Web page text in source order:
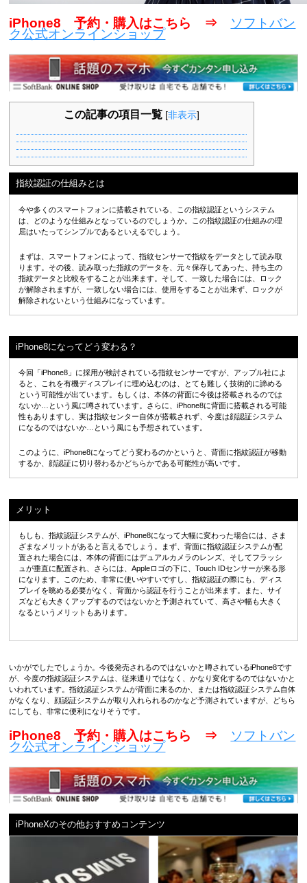
iPhone8 予約・購入はこちら ⇒ ソフトバン
ク公式オンラインショップ
この記事の項目一覧 [非表示]
指紋認証の仕組みとは
今や多くのスマートフォンに搭載されている、この指紋認証というシステム
は、どのような仕組みとなっているのでしょうか。この指紋認証の仕組みの理
屈はいたってシンプルであるといえるでしょう。
まずは、スマートフォンによって、指紋センサーで指紋をデータとして読み取
ります。その後、読み取った指紋のデータを、元々保存してあった、持ち主の
指紋データと比較をすることが出来ます。そして、一致した場合には、ロック
が解除されますが、一致しない場合には、使用をすることが出来ず、ロックが
解除されないという仕組みになっています。
iPhone8になってどう変わる？
今回「iPhone8」に採用が検討されている指紋センサーですが、アップル社によ
ると、これを有機ディスプレイに埋め込むのは、とても難しく技術的に諦める
という可能性が出ています。もしくは、本体の背面に今後は搭載されるのでは
ないか…という風に噂されています。さらに、iPhone8に背面に搭載される可能
性もありますし、実は指紋センター自体が搭載されず、今度は顔認証システム
になるのではないか…という風にも予想されています。
このように、iPhone8になってどう変わるのかというと、背面に指紋認証が移動
するか、顔認証に切り替わるかどちらかである可能性が高いです。
メリット
もしも、指紋認証システムが、iPhone8になって大幅に変わった場合には、さま
ざまなメリットがあると言えるでしょう。まず、背面に指紋認証システムが配
置された場合には、本体の背面にはデュアルカメラのレンズ、そしてフラッシ
ュが垂直に配置され、さらには、Appleロゴの下に、Touch IDセンサーが来る形
になります。このため、非常に使いやすいですし、指紋認証の際にも、ディス
プレイを眺める必要がなく、背面から認証を行うことが出来ます。また、サイ
ズなども大きくアップするのではないかと予測されていて、高さや幅も大きく
なるというメリットもあります。
いかがでしたでしょうか。今後発売されるのではないかと噂されているiPhone8です
が、今度の指紋認証システムは、従来通りではなく、かなり変化するのではないかと
いわれています。指紋認証システムが背面に来るのか、または指紋認証システム自体
がなくなり、顔認証システムが取り入れられるのかなど予測されていますが、どちら
にしても、非常に便利になりそうです。
iPhone8 予約・購入はこちら ⇒ ソフトバン
ク公式オンラインショップ
iPhoneXのその他おすすめコンテンツ